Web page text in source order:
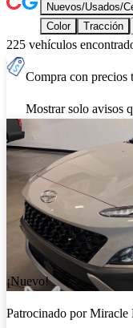
Nuevos/Usados/
Color
Tracción
225 vehículos
Compra con precios
Mostrar solo avisos
¡Nuevo!
Patrocinado porMiracle